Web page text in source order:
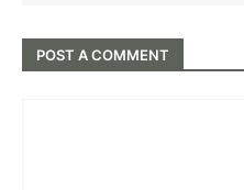
POST A COMMENT